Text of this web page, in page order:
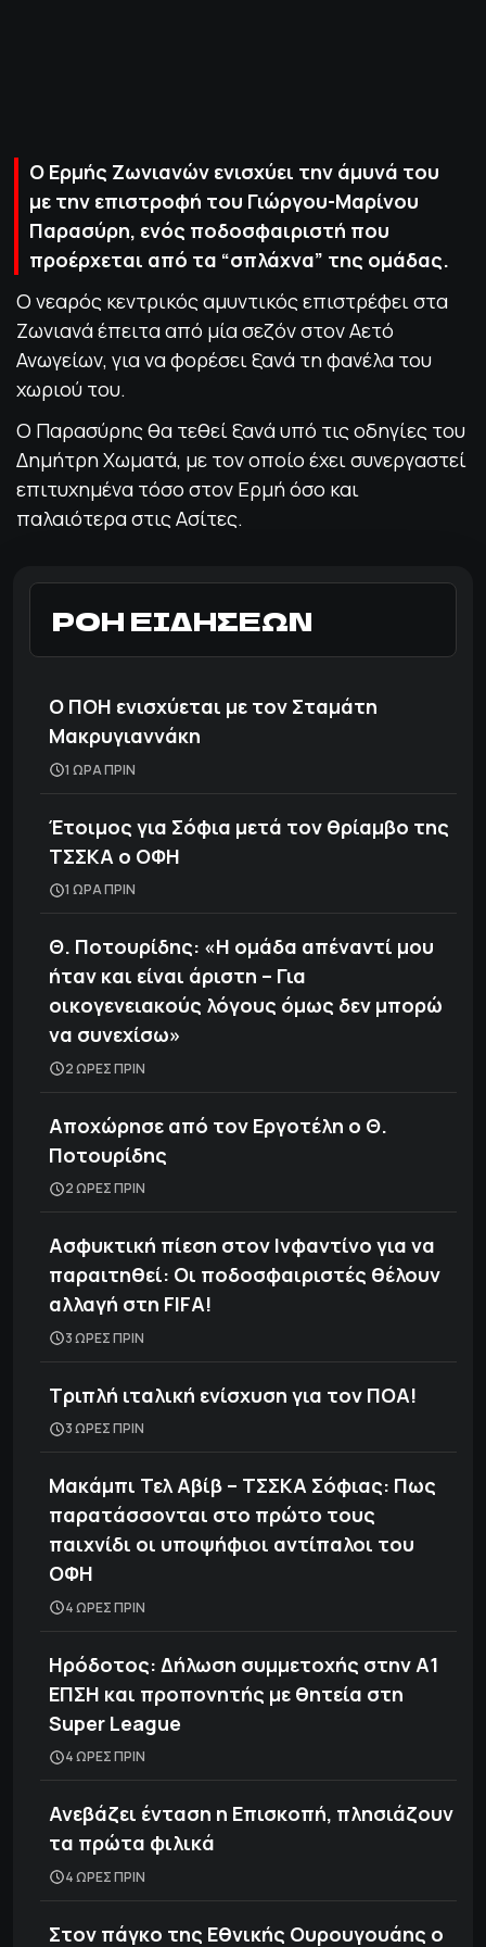
Ο Ερμής Ζωνιανών ενισχύει την άμυνά του
με την επιστροφή του Γιώργου-Μαρίνου
Παρασύρη, ενός ποδοσφαιριστή που
προέρχεται από τα “σπλάχνα” της ομάδας.
Ο νεαρός κεντρικός αμυντικός επιστρέφει στα
Ζωνιανά έπειτα από μία σεζόν στον Αετό
Ανωγείων, για να φορέσει ξανά τη φανέλα του
χωριού του.
Ο Παρασύρης θα τεθεί ξανά υπό τις οδηγίες του
Δημήτρη Χωματά, με τον οποίο έχει συνεργαστεί
επιτυχημένα τόσο στον Ερμή όσο και
παλαιότερα στις Ασίτες.
ΡΟΗ ΕΙΔΗΣΕΩΝ
Ο ΠΟΗ ενισχύεται με τον Σταμάτη
Μακρυγιαννάκη
1 ΩΡΑ ΠΡΙΝ
Έτοιμος για Σόφια μετά τον θρίαμβο της
ΤΣΣΚΑ ο ΟΦΗ
1 ΩΡΑ ΠΡΙΝ
Θ. Ποτουρίδης: «Η ομάδα απέναντί μου
ήταν και είναι άριστη – Για
οικογενειακούς λόγους όμως δεν μπορώ
να συνεχίσω»
2 ΩΡΕΣ ΠΡΙΝ
Αποχώρησε από τον Εργοτέλη ο Θ.
Ποτουρίδης
2 ΩΡΕΣ ΠΡΙΝ
Ασφυκτική πίεση στον Ινφαντίνο για να
παραιτηθεί: Οι ποδοσφαιριστές θέλουν
αλλαγή στη FIFA!
3 ΩΡΕΣ ΠΡΙΝ
Τριπλή ιταλική ενίσχυση για τον ΠΟΑ!
3 ΩΡΕΣ ΠΡΙΝ
Μακάμπι Τελ Αβίβ – ΤΣΣΚΑ Σόφιας: Πως
παρατάσσονται στο πρώτο τους
παιχνίδι οι υποψήφιοι αντίπαλοι του
ΟΦΗ
4 ΩΡΕΣ ΠΡΙΝ
Ηρόδοτος: Δήλωση συμμετοχής στην Α1
ΕΠΣΗ και προπονητής με θητεία στη
Super League
4 ΩΡΕΣ ΠΡΙΝ
Ανεβάζει ένταση η Επισκοπή, πλησιάζουν
τα πρώτα φιλικά
4 ΩΡΕΣ ΠΡΙΝ
Στον πάγκο της Εθνικής Ουρουγουάης ο